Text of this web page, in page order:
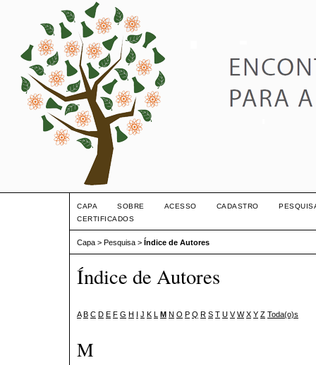
CAPA SOBRE ACESSO CADASTRO
CERTIFICADOS
Capa > Pesquisa > Índice de Autores
Índice de Autores
A B C D E F G H I J K L M N O P Q R S T U V W X Y Z Toda(o)s
M